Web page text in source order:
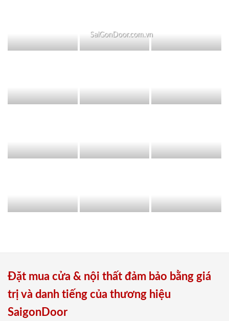
SaiGonDoor.com.vn
Đặt mua cửa & nội thất đảm bảo bằng giá
trị và danh tiếng của thương hiệu
SaigonDoor